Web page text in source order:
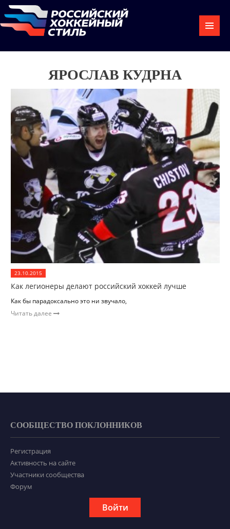
ЯРОСЛАВ КУДРНА
23.10.2015
Как легионеры делают российский хоккей лучше
Как бы парадоксально это ни звучало,
Читать далее
СООБЩЕСТВО ПОКЛОННИКОВ
Регистрация
Активность на сайте
Участники сообщества
Форум
Войти